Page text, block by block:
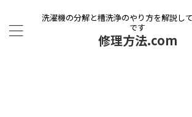
洗濯機の分解と槽洗浄のやり方を解説し
です
修理方法.com